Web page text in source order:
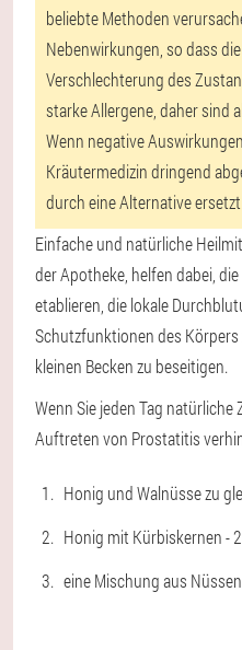
beliebte Methoden
Nebenwirkungen, so dass
Verschlechterung des
starke Allergene, daher sind
Wenn negative
Kräutermedizin dringend
durch eine Alternative
Einfache und natürliche
der Apotheke, helfen dabei,
etablieren, die lokale
Schutzfunktionen des
kleinen Becken zu beseitigen.
Wenn Sie jeden Tag
Auftreten von Prostatitis
Honig und Walnüsse zu
Honig mit Kürbiskernen -
eine Mischung aus